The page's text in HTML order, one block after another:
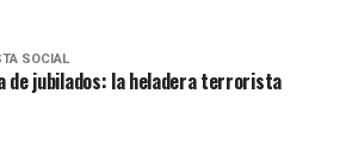
SOCIAL
de jubilados: la heladera terrorista